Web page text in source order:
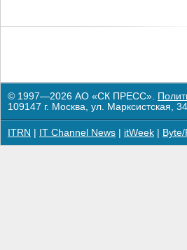
© 1997—2026 АО «СК ПРЕСС».
109147 г. Москва, ул. Марксистская,
ITRN IT Channel News itWeek